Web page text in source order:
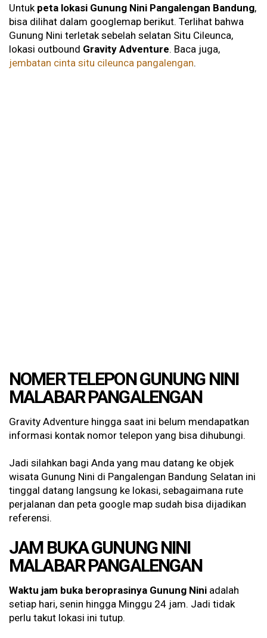
Untuk peta lokasi Gunung Nini Pangalengan Bandung,
bisa dilihat dalam googlemap berikut. Terlihat bahwa
Gunung Nini terletak sebelah selatan Situ Cileunca,
lokasi outbound Gravity Adventure. Baca juga,
jembatan cinta situ cileunca pangalengan.
NOMER TELEPON GUNUNG NINI
MALABAR PANGALENGAN
Gravity Adventure hingga saat ini belum mendapatkan
informasi kontak nomor telepon yang bisa dihubungi.
Jadi silahkan bagi Anda yang mau datang ke objek
wisata Gunung Nini di Pangalengan Bandung Selatan ini
tinggal datang langsung ke lokasi, sebagaimana rute
perjalanan dan peta google map sudah bisa dijadikan
referensi.
JAM BUKA GUNUNG NINI
MALABAR PANGALENGAN
Waktu jam buka beroprasinya Gunung Nini adalah
setiap hari, senin hingga Minggu 24 jam. Jadi tidak
perlu takut lokasi ini tutup.